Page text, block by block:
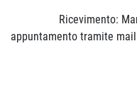
Ricevimento:
appuntamento tramite mail